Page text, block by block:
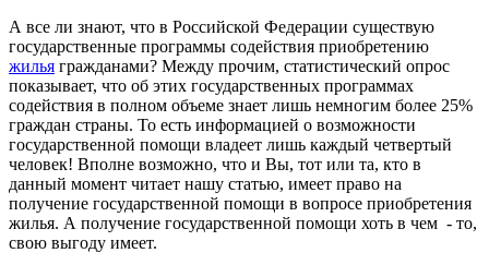
А все ли знают, что в Российской Федерации существую
государственные программы содействия приобретению
жилья гражданами? Между прочим, статистический опрос
показывает, что об этих государственных программах
содействия в полном объеме знает лишь немногим более 25%
граждан страны. То есть информацией о возможности
государственной помощи владеет лишь каждый четвертый
человек! Вполне возможно, что и Вы, тот или та, кто в
данный момент читает нашу статью, имеет право на
получение государственной помощи в вопросе приобретения
жилья. А получение государственной помощи хоть в чем - то,
свою выгоду имеет.